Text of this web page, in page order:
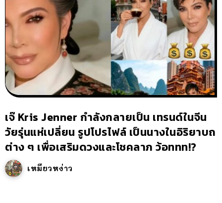
เจ๊ Kris Jenner กำลังกลายเป็น เทรนด์ในจีน
วัยรุ่นแห่เปลี่ยน รูปโปรไฟล์ เป็นนางในอิริยาบถ
ต่าง ๆ เพื่อเสริมดวงและโชคลาภ ว้อททท!?
เหมียวหง่าว